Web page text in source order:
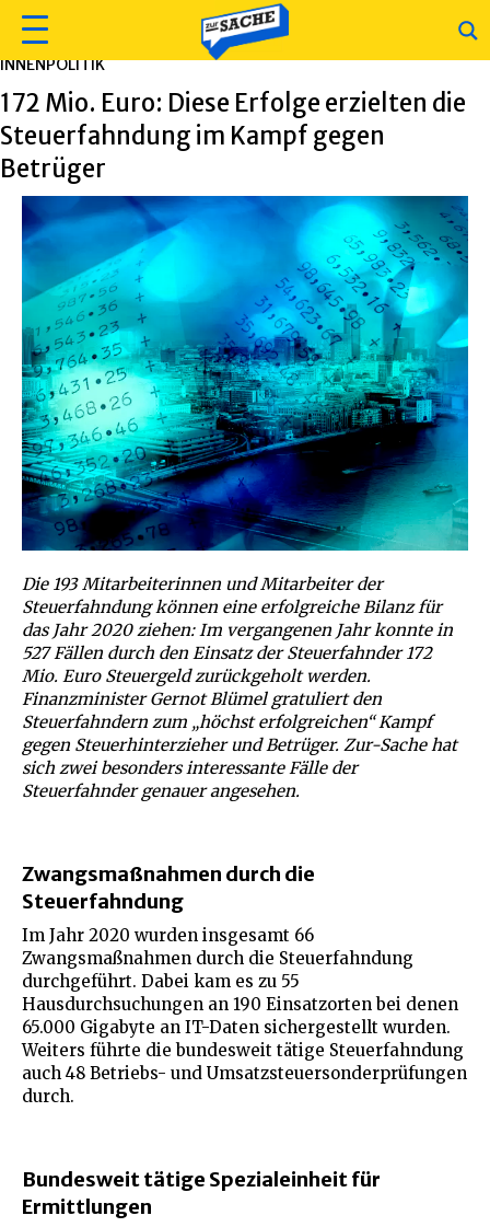
INNENPOLITIK
172 Mio. Euro: Diese Erfolge erzielten die
Steuerfahndung im Kampf gegen
Betrüger
Die 193 Mitarbeiterinnen und Mitarbeiter der
Steuerfahndung können eine erfolgreiche Bilanz für
das Jahr 2020 ziehen: Im vergangenen Jahr konnte in
527 Fällen durch den Einsatz der Steuerfahnder 172
Mio. Euro Steuergeld zurückgeholt werden.
Finanzminister Gernot Blümel gratuliert den
Steuerfahndern zum „höchst erfolgreichen“ Kampf
gegen Steuerhinterzieher und Betrüger. Zur-Sache hat
sich zwei besonders interessante Fälle der
Steuerfahnder genauer angesehen.
Zwangsmaßnahmen durch die
Steuerfahndung
Im Jahr 2020 wurden insgesamt 66
Zwangsmaßnahmen durch die Steuerfahndung
durchgeführt. Dabei kam es zu 55
Hausdurchsuchungen an 190 Einsatzorten bei denen
65.000 Gigabyte an IT-Daten sichergestellt wurden.
Weiters führte die bundesweit tätige Steuerfahndung
auch 48 Betriebs- und Umsatzsteuersonderprüfungen
durch.
Bundesweit tätige Spezialeinheit für
Ermittlungen